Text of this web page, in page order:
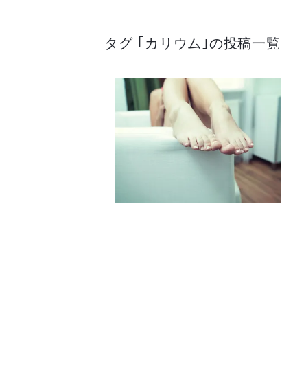
タグ ｢カリウム｣の投稿一覧